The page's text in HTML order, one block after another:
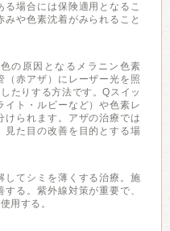
場合には保険適用となるこ
や色素沈着がみられること
の原因となるメラニン色素
（赤アザ）にレーザー光を照
たりする方法です。Qスイッ
ト・ルビーなど）や色素レ
られます。アザの治療では
た目の改善を目的とする場
してシミを薄くする治療。施
る。紫外線対策が重要で、
用する。